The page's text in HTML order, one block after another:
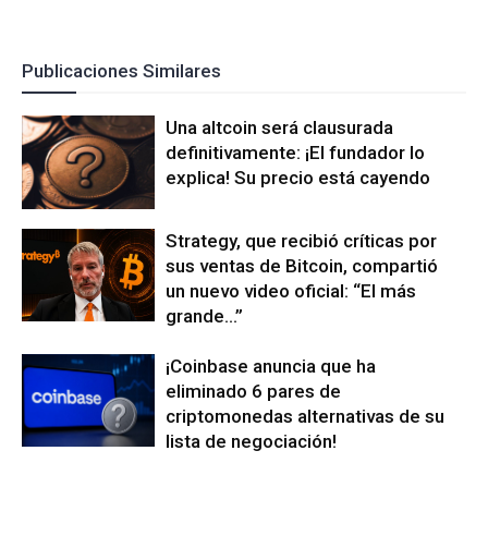
Publicaciones Similares
Una altcoin será clausurada
definitivamente: ¡El fundador lo
explica! Su precio está cayendo
Strategy, que recibió críticas por
sus ventas de Bitcoin, compartió
un nuevo video oficial: “El más
grande…”
¡Coinbase anuncia que ha
eliminado 6 pares de
criptomonedas alternativas de su
lista de negociación!